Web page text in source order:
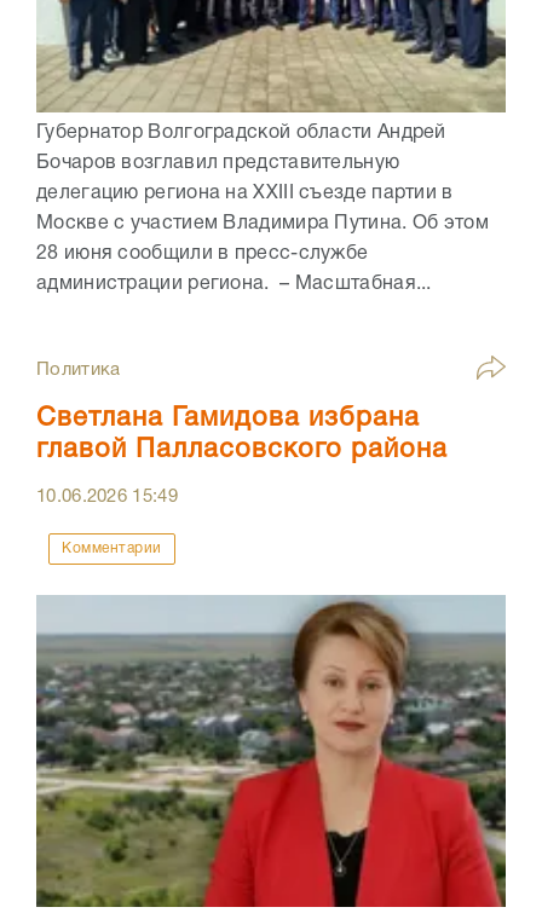
Губернатор Волгоградской области Андрей
Бочаров возглавил представительную
делегацию региона на XXIII съезде партии в
Москве с участием Владимира Путина. Об этом
28 июня сообщили в пресс-службе
администрации региона. – Масштабная...
Политика
Светлана Гамидова избрана
главой Палласовского района
10.06.2026 15:49
Комментарии